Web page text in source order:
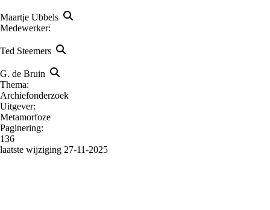
Maartje Ubbels
Medewerker:
Ted Steemers
G. de Bruin
Thema:
Archiefonderzoek
Uitgever:
Metamorfoze
Paginering:
136
laatste wijziging 27-11-2025